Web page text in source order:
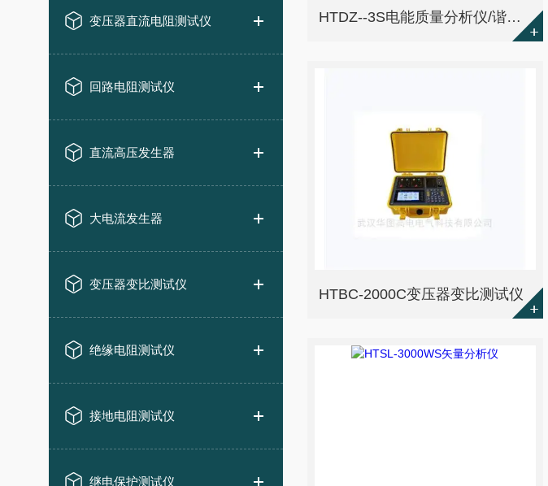
变压器直流电阻测试仪
回路电阻测试仪
直流高压发生器
大电流发生器
变压器变比测试仪
绝缘电阻测试仪
接地电阻测试仪
继电保护测试仪
HTDZ--3S电能质量分析仪/谐波测试仪
HTBC-2000C变压器变比测试仪